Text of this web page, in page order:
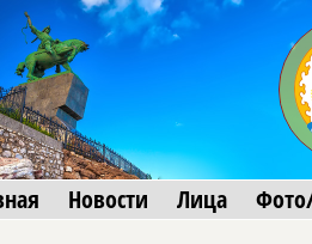
Новости Лица